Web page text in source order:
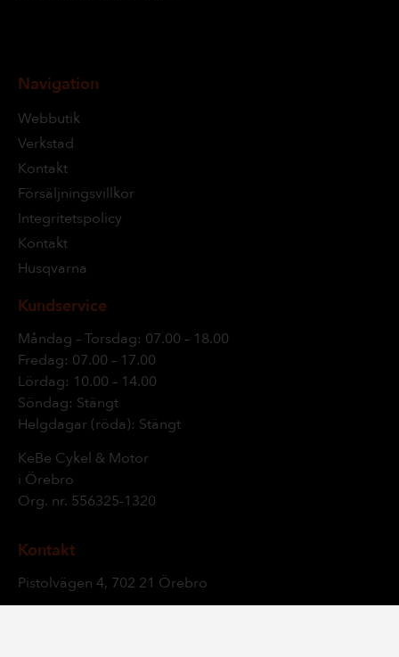
Navigation
Webbutik
Verkstad
Kontakt
Försäljningsvillkor
Integritetspolicy
Kontakt
Husqvarna
Kundservice
Måndag – Torsdag: 07.00 – 18.00
Fredag: 07.00 – 17.00
Lördag: 10.00 – 14.00
Söndag: Stängt
Helgdagar (röda): Stängt
KeBe Cykel & Motor
i Örebro
Org. nr. 556325-1320
Kontakt
Pistolvägen 4, 702 21 Örebro